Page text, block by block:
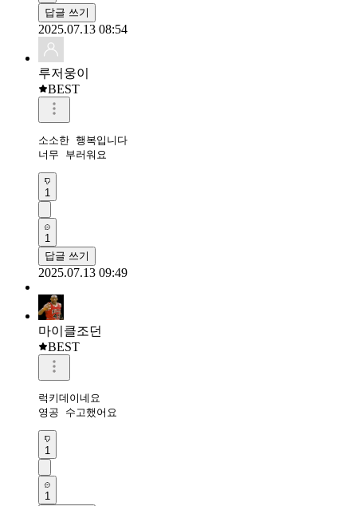
답글 쓰기
2025.07.13 08:54
루저웅이
BEST
소소한 행복입니다
너무 부러워요
1
1
답글 쓰기
2025.07.13 09:49
마이클조던
BEST
럭키데이네요
영공 수고했어요
1
1